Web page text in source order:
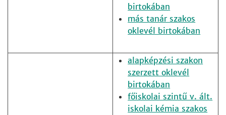
birtokában
más tanár szakos
oklevél birtokában
alapképzési szakon
szerzett oklevél
birtokában
főiskolai szintű v. ált.
iskolai kémia szakos